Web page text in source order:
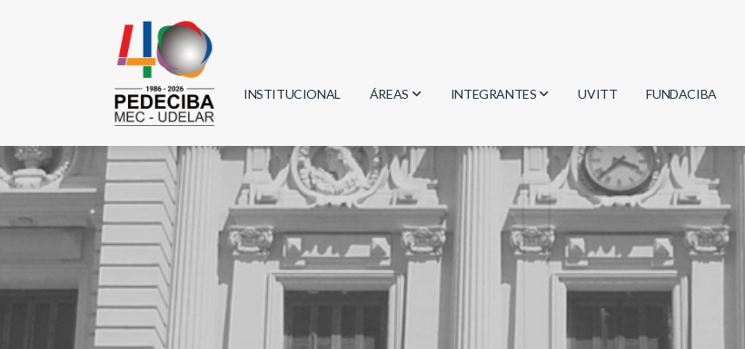
INSTITUCIONAL ÁREAS
Biología
Física
Geociencias
Informática
Matemática
INTEGRANTES
Investigadores
Estudiantes
Egresados
UVITT FUNDACIBA